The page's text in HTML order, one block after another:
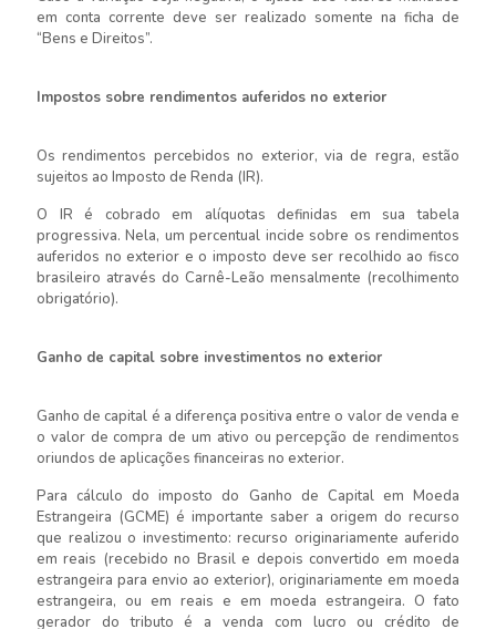
em conta corrente deve ser realizado somente na ficha de
“Bens e Direitos”.
Impostos sobre rendimentos auferidos no exterior
Os rendimentos percebidos no exterior, via de regra, estão
sujeitos ao Imposto de Renda (IR).
O IR é cobrado em alíquotas definidas em sua tabela
progressiva. Nela, um percentual incide sobre os rendimentos
auferidos no exterior e o imposto deve ser recolhido ao fisco
brasileiro através do Carnê-Leão mensalmente (recolhimento
obrigatório).
Ganho de capital sobre investimentos no exterior
Ganho de capital é a diferença positiva entre o valor de venda e
o valor de compra de um ativo ou percepção de rendimentos
oriundos de aplicações financeiras no exterior.
Para cálculo do imposto do Ganho de Capital em Moeda
Estrangeira (GCME) é importante saber a origem do recurso
que realizou o investimento: recurso originariamente auferido
em reais (recebido no Brasil e depois convertido em moeda
estrangeira para envio ao exterior), originariamente em moeda
estrangeira, ou em reais e em moeda estrangeira. O fato
gerador do tributo é a venda com lucro ou crédito de